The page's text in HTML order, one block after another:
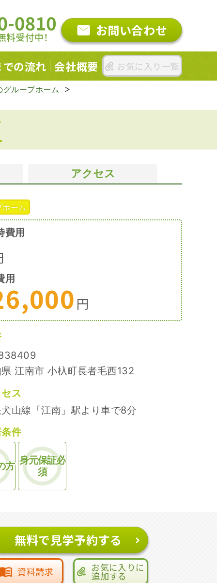
お問い合わせ
の流れ 会社概要 お気に入り一覧
グループホーム
アクセス
ーム
費用
用
円
江南市 小杁町長者毛西132
ス
山線「江南」駅より車で8分
件
方 身元保証必
須
無料で見学予約する
資料請求 お気に入りに
追加する